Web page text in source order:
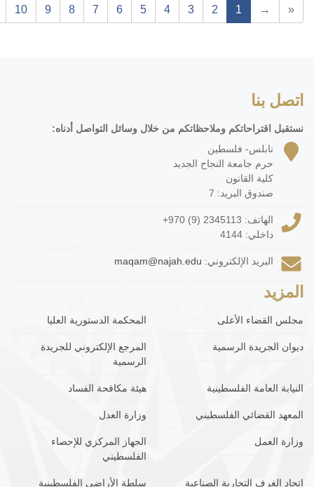
«
→
1
2
3
4
5
6
7
8
9
10
اتصل بنا
نستقبل اقتراحاتكم وملاحظاتكم من خلال وسائل التواصل أدناه:
نابلس- فلسطين
حرم جامعة النجاح الجديد
كلية القانون
صندوق البريد: 7
الهاتف: +970 (9) 2345113
داخلي: 4144
البريد الإلكتروني: maqam@najah.edu
المزيد
مجلس القضاء الأعلى المحكمة الدستورية العليا
ديوان الجريدة الرسمية
المرجع الإلكتروني للجريدة
الرسمية
النيابة العامة الفلسطينية هيئة مكافحة الفساد
المعهد القضائي الفلسطيني وزارة العدل
وزارة العمل
الجهاز المركزي للإحصاء
الفلسطيني
اتحاد الغرف التجارية الصناعية سلطة الأراضي الفلسطينية